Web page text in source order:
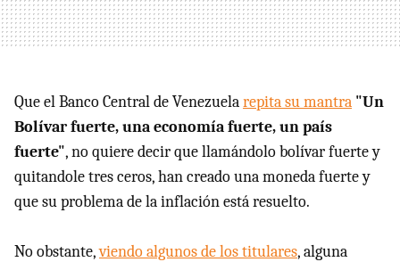
Que el Banco Central de Venezuelarepita su mantra "Un
Bolívar fuerte, una economía fuerte, un país
fuerte", no quiere decir que llamándolo bolívar fuerte y
quitandole tres ceros, han creado una moneda fuerte y
que su problema de la inflación está resuelto.
No obstante,viendo algunos de los titulares, alguna